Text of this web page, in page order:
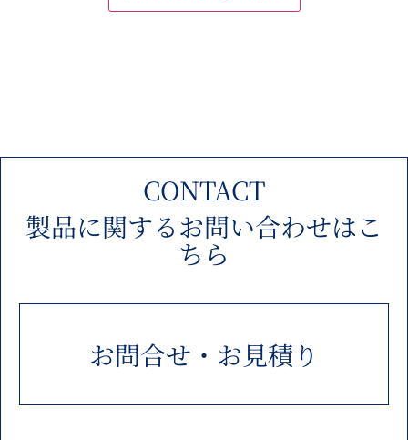
CONTACT
製品に関するお問い合わせはこ
ちら
お問合せ・お見積り